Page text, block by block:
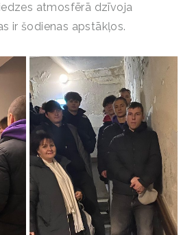
atmosfērā dzīvoja
ir šodienas apstākļos.